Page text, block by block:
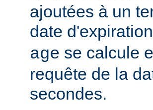
ajoutées à un
date
age se calcule
requête de la
secondes.